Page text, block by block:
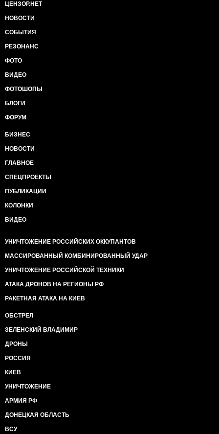
ЦЕНЗОР.НЕТ
НОВОСТИ
СОБЫТИЯ
РЕЗОНАНС
ФОТО
ВИДЕО
ФОТОШОПЫ
БЛОГИ
ФОРУМ
БИЗНЕС
НОВОСТИ
ГЛАВНОЕ
СПЕЦПРОЕКТЫ
ПУБЛИКАЦИИ
КОЛОНКИ
ВИДЕО
УНИЧТОЖЕНИЕ РОССИЙСКИХ ОККУПАНТОВ
МАССИРОВАННЫЙ КОМБИНИРОВАННЫЙ УДАР
УНИЧТОЖЕНИЕ РОССИЙСКОЙ ТЕХНИКИ
АТАКА ДРОНОВ НА РЕГИОНЫ РФ
РАКЕТНАЯ АТАКА НА КИЕВ
ОБСТРЕЛ
ЗЕЛЕНСКИЙ ВЛАДИМИР
ДРОНЫ
РОССИЯ
КИЕВ
УНИЧТОЖЕНИЕ
АРМИЯ РФ
ДОНЕЦКАЯ ОБЛАСТЬ
ВСУ